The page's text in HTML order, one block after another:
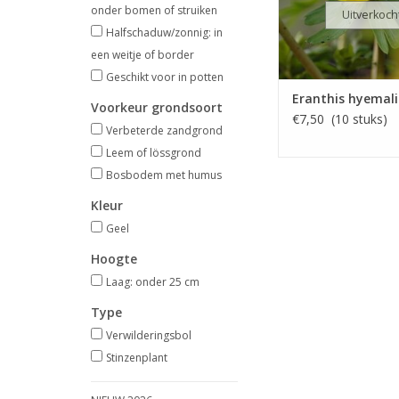
onder bomen of struiken
Halfschaduw/zonnig: in
een weitje of border
Geschikt voor in potten
Voorkeur grondsoort
Verbeterde zandgrond
Leem of lössgrond
Bosbodem met humus
Kleur
Geel
Hoogte
Laag: onder 25 cm
Type
Verwilderingsbol
Stinzenplant
Eranthis
€7,50 (10 stuks)